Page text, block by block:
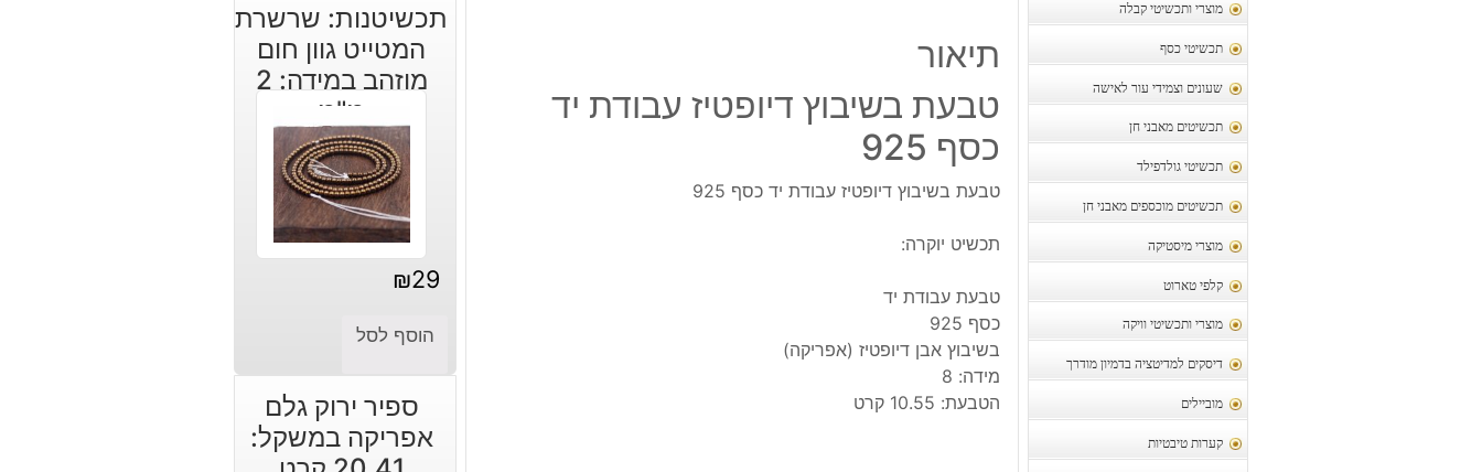
מוצרי ותכשיטי קבלה
תכשיטי כסף
שעונים וצמידי עור לאישה
תכשיטים מאבני חן
תכשיטי גולדפילד
תכשיטים מוכספים מאבני חן
מוצרי מיסטיקה
קלפי טארוט
מוצרי ותכשיטי וויקה
דיסקים למדיטציה בדמיון מודרך
מוביילים
קערות טיבטיות
תיאור
טבעת בשיבוץ דיופטיז עבודת יד
כסף 925
טבעת בשיבוץ דיופטיז עבודת יד כסף 925
תכשיט יוקרה:
טבעת עבודת יד
כסף 925
בשיבוץ אבן דיופטיז (אפריקה)
מידה: 8
הטבעת: 10.55 קרט
תכשיטנות: שרשרת
המטייט גוון חום
מוזהב במידה: 2
מ"מ
₪29
הוסף לסל
ספיר ירוק גלם
אפריקה במשקל: